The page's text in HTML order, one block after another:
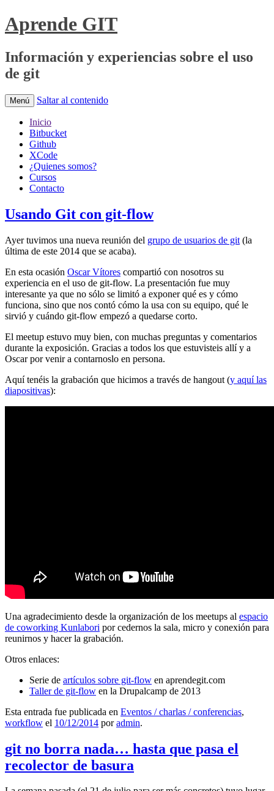
Aprende GIT
Información y experiencias sobre el uso
de git
Menú Saltar al contenido
Inicio
Bitbucket
Github
XCode
¿Quienes somos?
Cursos
Contacto
Usando Git con git-flow
Ayer tuvimos una nueva reunión del grupo de usuarios de git (la
última de este 2014 que se acaba).
En esta ocasión Oscar Vítores compartió con nosotros su
experiencia en el uso de git-flow. La presentación fue muy
interesante ya que no sólo se limitó a exponer qué es y cómo
funciona, sino que nos contó cómo la usa con su equipo, qué le
sirvió y cuándo git-flow empezó a quedarse corto.
El meetup estuvo muy bien, con muchas preguntas y comentarios
durante la exposición. Gracias a todos los que estuvisteis allí y a
Oscar por venir a contarnoslo en persona.
Aquí tenéis la grabación que hicimos a través de hangout (y aquí las
diapositivas):
Una agradecimiento desde la organización de los meetups al espacio
de coworking Kunlabori por cedernos la sala, micro y conexión para
reunirnos y hacer la grabación.
Otros enlaces:
Serie de artículos sobre git-flow en aprendegit.com
Taller de git-flow en la Drupalcamp de 2013
Esta entrada fue publicada en Eventos / charlas / conferencias,
workflow el 10/12/2014 poradmin.
git no borra nada… hasta que pasa el
recolector de basura